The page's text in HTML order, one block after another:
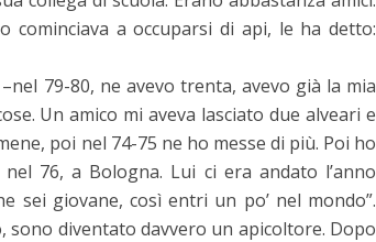
cominciava a occuparsi di api, le ha detto:
79-80, ne avevo trenta, avevo già la mia
Un amico mi aveva lasciato due alveari e
poi nel 74-75 ne ho messe di più. Poi ho
76, a Bologna. Lui ci era andato l’anno
sei giovane, così entri un po’ nel mondo”.
sono diventato davvero un apicoltore. Dopo